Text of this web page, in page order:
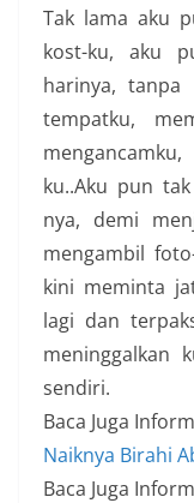
Tak lama aku
kost-ku, aku
harinya,
tempatku,
ku..Aku pun
nya, demi
mengambil
kini meminta
lagi dan
meninggalkan
sendiri.
Baca Juga
Naiknya Birahi
Baca Juga